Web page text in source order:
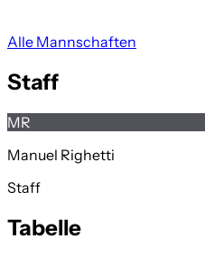
Alle Mannschaften
Staff
MR
Manuel Righetti
Staff
Tabelle